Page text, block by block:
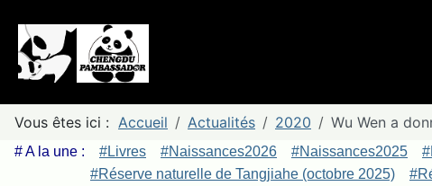
Vous êtes ici : Accueil Actualités 2020 Wu Wen a
# A la une : #Livres #Naissances2026 #Naissances2025
#Réserve naturelle de Tangjiahe (octobre 2025)